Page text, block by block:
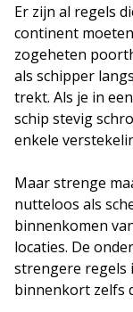
Er zijn al regels
continent
zogeheten
als schipper
trekt. Als je in
schip stevig
enkele
Maar strenge
nutteloos als
binnenkomen
locaties. De
strengere regels
binnenkort zelfs